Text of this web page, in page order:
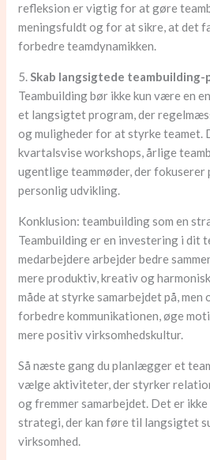
refleksion er vigtig for at gøre
meningsfuldt og for at sikre, at det
forbedre teamdynamikken.
5.Skab langsigtede teambuilding-
Teambuilding bør ikke kun være en
et langsigtet program, der
og muligheder for at styrke teamet.
kvartalsvise workshops, årlige
ugentlige teammøder, der fokuserer
personlig udvikling.
Konklusion: teambuilding som en
Teambuilding er en investering i dit
medarbejdere arbejder bedre
mere produktiv, kreativ og
måde at styrke samarbejdet på, men
forbedre kommunikationen, øge
mere positiv virksomhedskultur.
Så næste gang du planlægger et
vælge aktiviteter, der styrker
og fremmer samarbejdet. Det er
strategi, der kan føre til langsigtet
virksomhed.